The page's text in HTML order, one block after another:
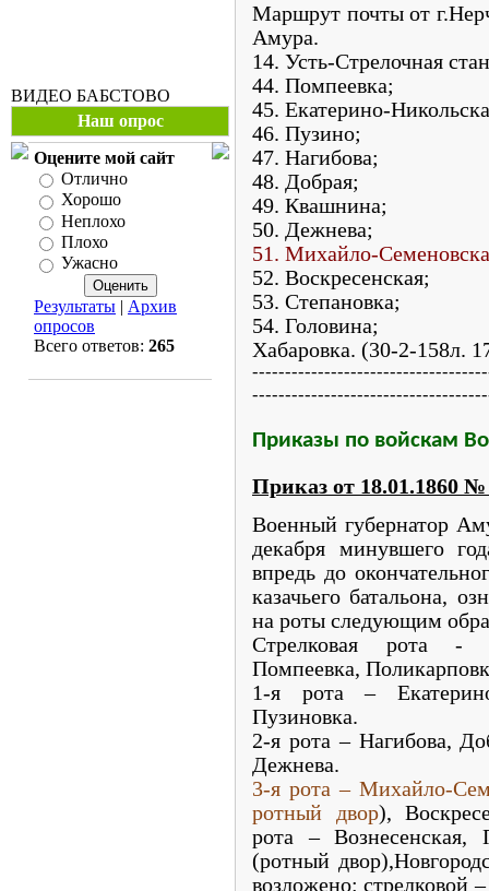
ВИДЕО БАБСТОВО
Наш опрос
Оцените мой сайт
Отлично
Хорошо
Неплохо
Плохо
Ужасно
Результаты | Архив
опросов
Всего ответов: 265
Маршрут почты от
Амура.
14. Усть-Стрелочная
44. Помпеевка;
45. Екатерино-
46. Пузино;
47. Нагибова;
48. Добрая;
49. Квашнина;
50. Дежнева;
51. Михайло-
52. Воскресенская;
53. Степановка;
54. Головина;
Хабаровка. (30-2-158л.
Приказы по войскам
Приказ от 18.01.1860 №
Военный губернатор
декабря минувшего
впредь до
казачьего батальона,
на роты следующим
Стрелковая рота -
Помпеевка,
1-я рота –
Пузиновка.
2-я рота – Нагибова,
Дежнева.
3-я рота – Михайло-
ротный двор),
рота – Вознесенская,
(ротный
возложено: стрелковой